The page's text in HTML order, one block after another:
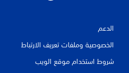
الدعم
الخصوصية وملفات تعريف الارتباط
شروط استخدام موقع الويب